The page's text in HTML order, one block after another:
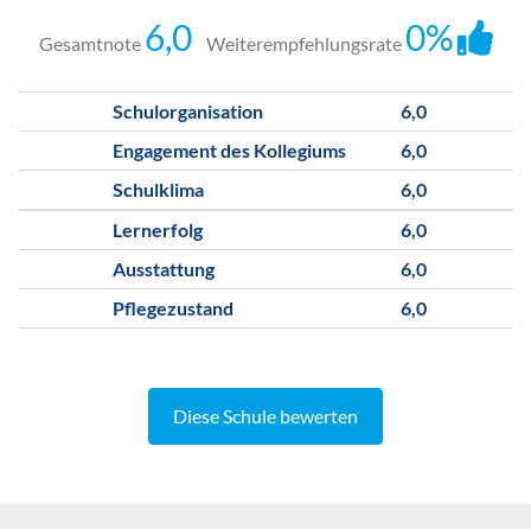
Gesamtnote 6,0Weiterempfehlungsrate 0%
Schulorganisation
6,0
Engagement des Kollegiums
6,0
Schulklima
6,0
Lernerfolg
6,0
Ausstattung
6,0
Pflegezustand
6,0
Diese Schule bewerten